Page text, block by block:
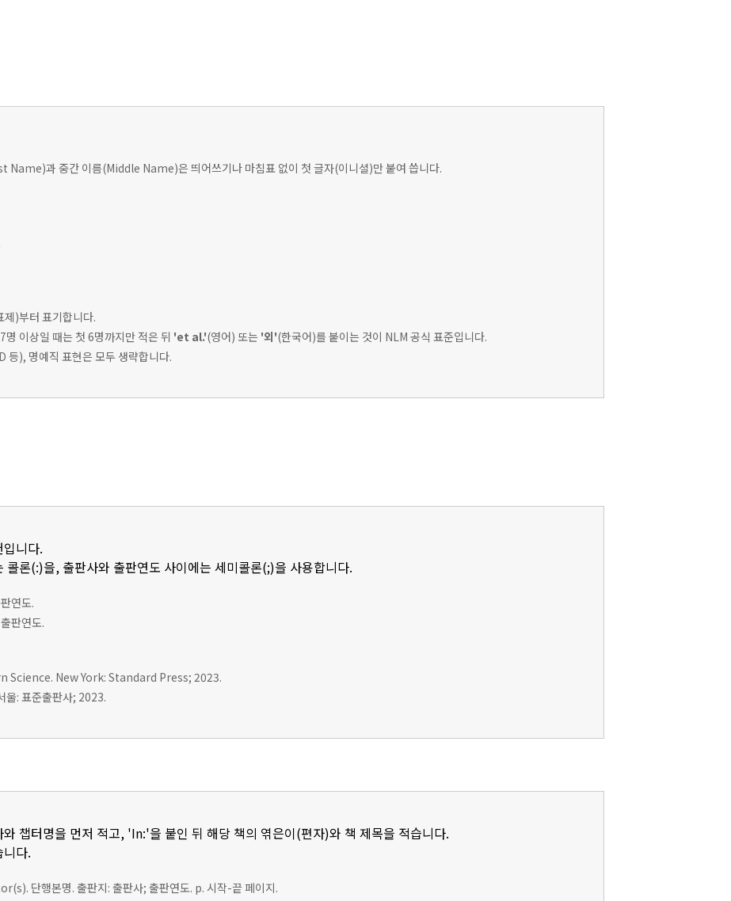
과 중간 이름(Middle Name)은 띄어쓰기나 마침표 없이 첫 글자(이니셜)만 붙여 씁니다.
제)부터 표기합니다.
이상일 때는 첫 6명까지만 적은 뒤 'et al.'(영어) 또는 '외'(한국어)를 붙이는 것이 NLM 공식 표준입니다.
등), 명예직 표현은 모두 생략합니다.
니다.
론(:)을, 출판사와 출판연도 사이에는 세미콜론(;)을 사용합니다.
연도.
판연도.
New York: Standard Press; 2023.
울: 표준출판사; 2023.
챕터명을 먼저 적고, 'In:'을 붙인 뒤 해당 책의 엮은이(편자)와 책 제목을 적습니다.
다.
단행본명. 출판지: 출판사; 출판연도. p. 시작-끝 페이지.